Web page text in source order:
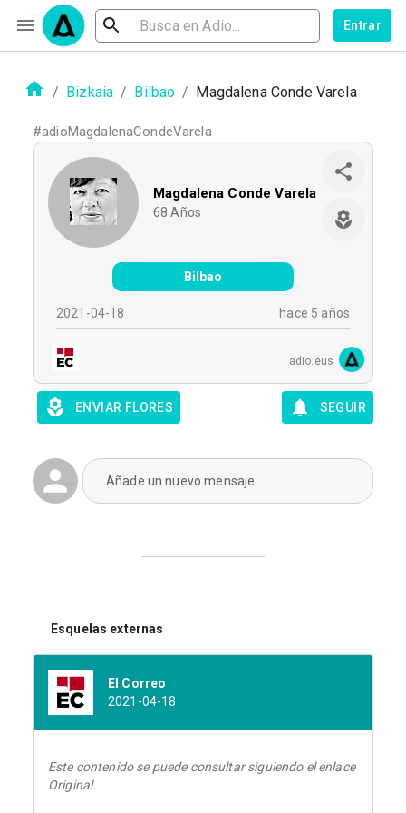
Entrar
/ Bizkaia / Bilbao / Magdalena Conde Varela
#adioMagdalenaCondeVarela
Magdalena Conde Varela
68 Años
Bilbao
2021-04-18 hace 5 años
adio.eus
ENVIAR FLORES SEGUIR
Añade un nuevo mensaje
Esquelas externas
El Correo
2021-04-18
Este contenido se puede consultar siguiendo el enlace
Original.